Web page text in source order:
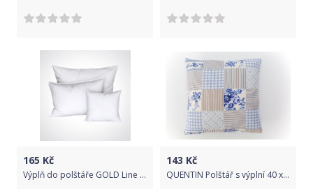
165 Kč
Výplň do polštáře GOLD Line 40x40 cm
143 Kč
QUENTIN Polštář s výplní 40 x 40 cm modrotisk